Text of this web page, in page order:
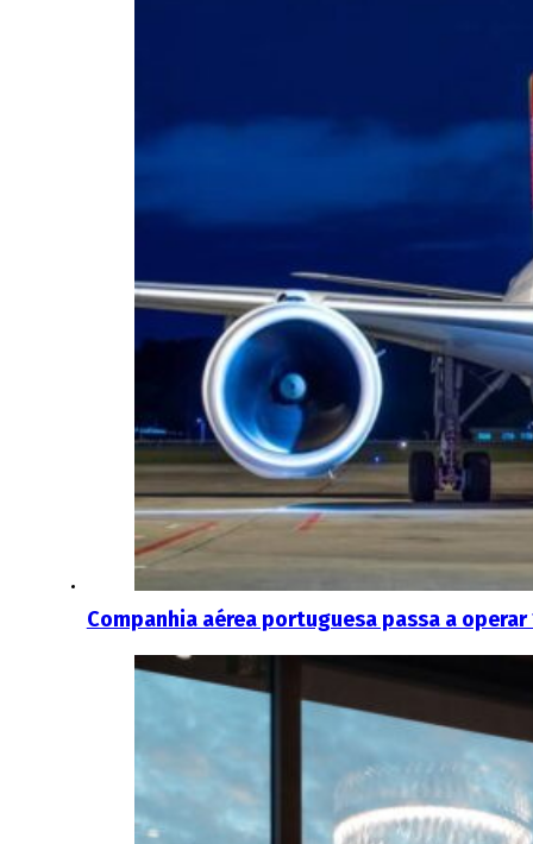
Companhia aérea portuguesa passa a